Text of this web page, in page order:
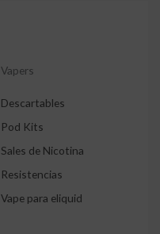
Vapers
Descartables
Pod Kits
Sales de Nicotina
Resistencias
Vape para eliquid